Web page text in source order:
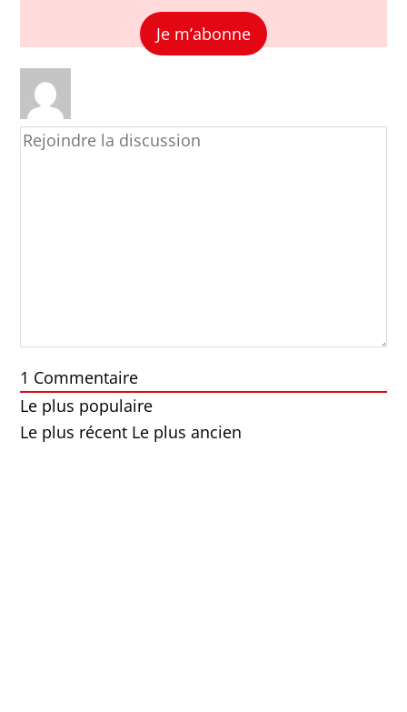
Je m’abonne
1 Commentaire
Le plus populaire
Le plus récent Le plus ancien